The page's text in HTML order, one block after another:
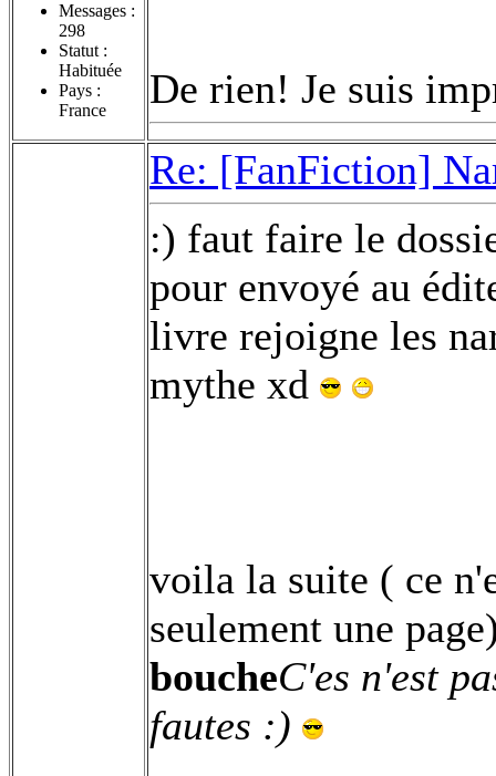
Messages :
298
Statut :
Habituée
Pays :
France
De rien! Je suis
Re: [FanFiction]
:) faut faire le
pour envoyé au
livre rejoigne les
mythe xd
voila la suite ( ce
seulement une
boucheC'es n'est
fautes :)